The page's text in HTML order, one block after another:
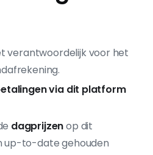
verantwoordelijk voor het
via dit platform
dagprijzenop dit
up-to-date gehouden